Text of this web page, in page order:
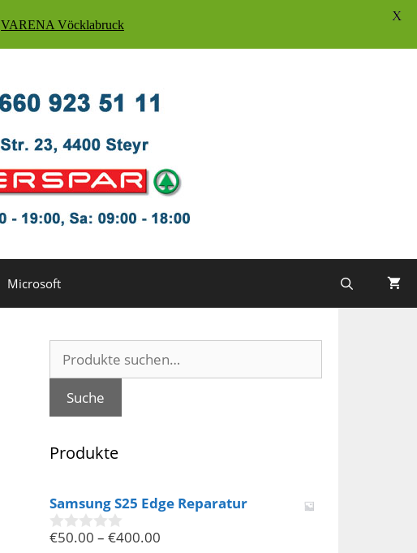
Microsoft
nach:
Suche
Produkte
Samsung S25 Edge Reparatur
0
€50.00 – €400.00
VARENA Vöcklabruck
X